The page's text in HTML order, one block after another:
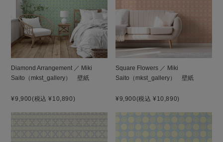
Diamond Arrangement ／ Miki
Saito（mkst_gallery） 壁紙
¥9,900(税込 ¥10,890)
Square Flowers ／ Miki
Saito（mkst_gallery） 壁紙
¥9,900(税込 ¥10,890)